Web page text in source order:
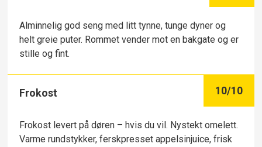
Alminnelig god seng med litt tynne, tunge dyner og
helt greie puter. Rommet vender mot en bakgate og er
stille og fint.
Frokost 10/10
Frokost levert på døren – hvis du vil. Nystekt omelett.
Varme rundstykker, ferskpresset appelsinjuice, frisk